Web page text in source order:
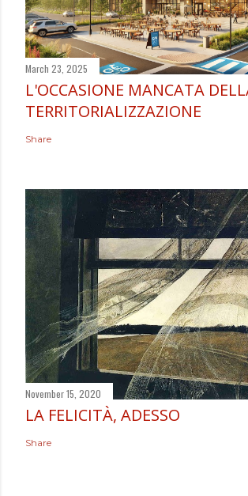
March 23, 2025
L'OCCASIONE MANCATA
TERRITORIALIZZAZIONE
Share
November 15, 2020
LA FELICITÀ, ADESSO
Share